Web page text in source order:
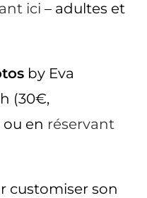
ici – adultes et
by Eva
(30€,
en réservant
customiser son